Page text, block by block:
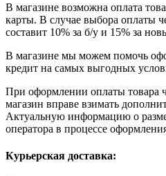
В магазине возможна оплата
карты. В случае выбора оплаты
составит 10% за б/у и 15% за
В магазине мы можем помочь
кредит на самых выгодных
При оформлении оплаты товара
магазин вправе взимать
Актуальную информацию о
оператора в процессе
Курьерская доставка: